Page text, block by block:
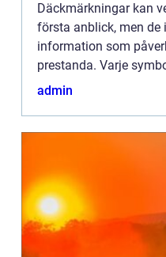
Däckmärkningar kan
första anblick, men de
information som
prestanda. Varje
berättar något om d...
admin